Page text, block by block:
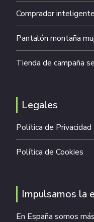
Comprador inteligente
Pantalón montaña
Tienda de campaña
Legales
Política de Privacidad
Política de Cookies
Impulsamos la
En España somos